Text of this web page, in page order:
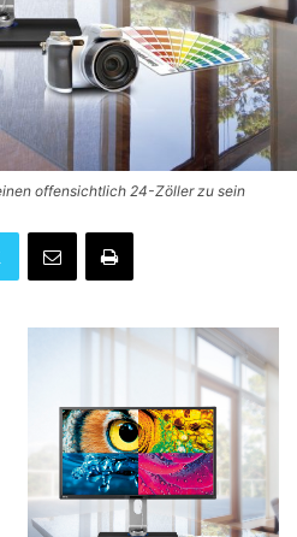
offensichtlich 24-Zöller zu sein